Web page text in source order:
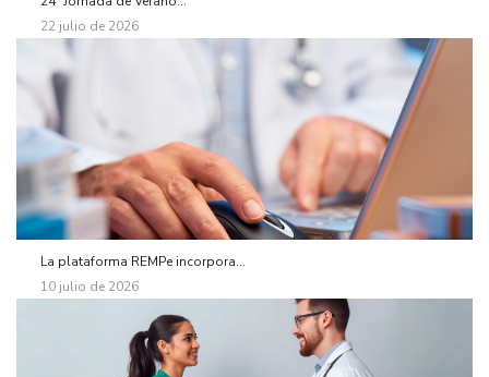
22 julio de 2026
La plataforma REMPe incorpora...
10 julio de 2026